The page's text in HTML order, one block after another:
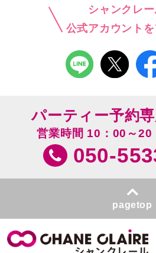
シャンクレ
公式アカウント
パーティー予約
営業時間 10：00～20
050-
pagetop